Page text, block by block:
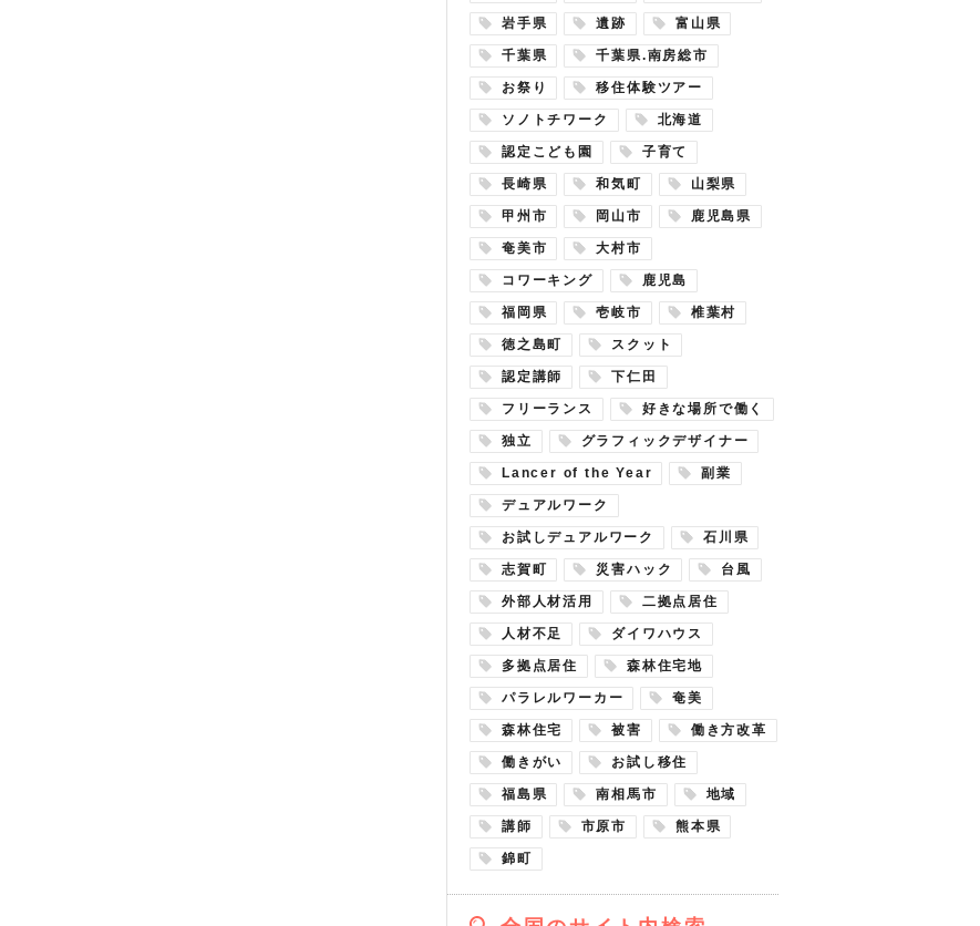
岩手県 遺跡 富山県
千葉県 千葉県.南房総市
お祭り 移住体験ツアー
ソノトチワーク 北海道
認定こども園 子育て
長崎県 和気町 山梨県
甲州市 岡山市 鹿児島県
奄美市 大村市
コワーキング 鹿児島
福岡県 壱岐市 椎葉村
徳之島町 スクット
認定講師 下仁田
フリーランス 好きな場所で働く
独立 グラフィックデザイナー
Lancer of the Year 副業
デュアルワーク
お試しデュアルワーク 石川県
志賀町 災害ハック 台風
外部人材活用 二拠点居住
人材不足 ダイワハウス
多拠点居住 森林住宅地
パラレルワーカー 奄美
森林住宅 被害 働き方改革
働きがい お試し移住
福島県 南相馬市 地域
講師 市原市 熊本県
錦町